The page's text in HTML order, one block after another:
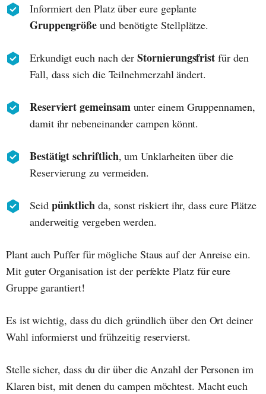
Informiert den Platz über eure geplante
Gruppengröße und benötigte Stellplätze.
Erkundigt euch nach der Stornierungsfrist für den
Fall, dass sich die Teilnehmerzahl ändert.
Reserviert gemeinsam unter einem Gruppennamen,
damit ihr nebeneinander campen könnt.
Bestätigt schriftlich, um Unklarheiten über die
Reservierung zu vermeiden.
Seid pünktlich da, sonst riskiert ihr, dass eure Plätze
anderweitig vergeben werden.
Plant auch Puffer für mögliche Staus auf der Anreise ein.
Mit guter Organisation ist der perfekte Platz für eure
Gruppe garantiert!
Es ist wichtig, dass du dich gründlich über den Ort deiner
Wahl informierst und frühzeitig reservierst.
Stelle sicher, dass du dir über die Anzahl der Personen im
Klaren bist, mit denen du campen möchtest. Macht euch